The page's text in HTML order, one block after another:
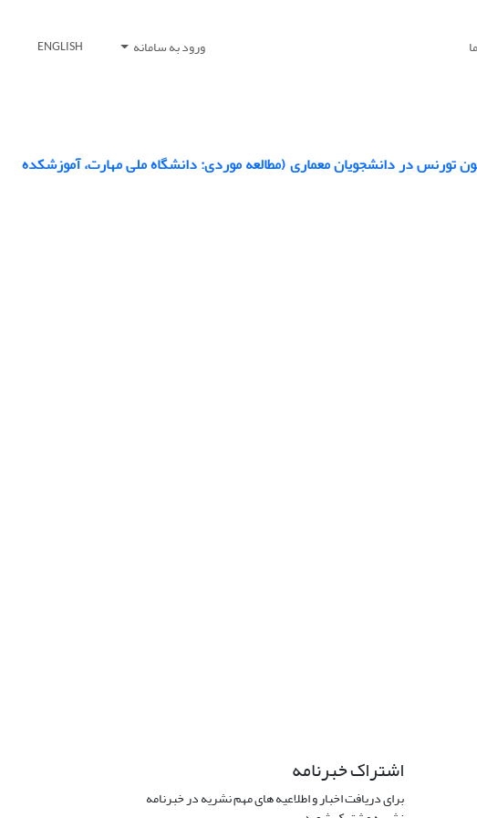
ورود به سامانه ENGLISH
تورنس در دانشجویان معماری (مطالعه موردی: دانشگاه ملی مهارت، آموزشکده
اشتراک خبرنامه
برای دریافت اخبار و اطلاعیه های مهم نشریه در خبرنامه